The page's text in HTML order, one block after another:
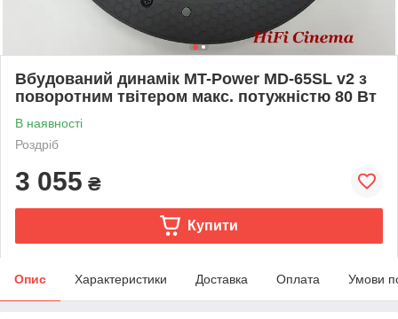
Вбудований динамік MT-Power MD-65SL v2 з
поворотним твітером макс. потужністю 80 Вт
В наявності
Роздріб
3 055 ₴
Купити
Опис Характеристики Доставка Оплата Умови